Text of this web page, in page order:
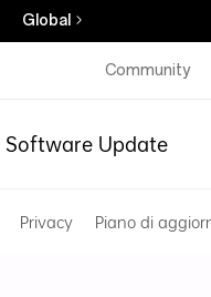
Global
Community
Software Update
Privacy Piano di